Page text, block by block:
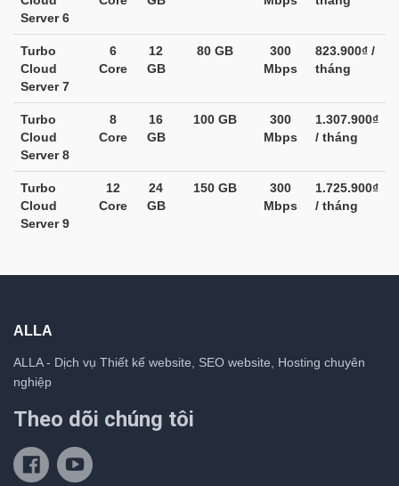
Server 6
Turbo
Cloud
Server 7
6
Core
12
GB
80 GB
300
Mbps
823.900₫ /
tháng
Turbo
Cloud
Server 8
8
Core
16
GB
100 GB
300
Mbps
1.307.900₫
/ tháng
Turbo
Cloud
Server 9
12
Core
24
GB
150 GB
300
Mbps
1.725.900₫
/ tháng
ALLA
ALLA - Dịch vụ Thiết kế website, SEO website, Hosting chuyên
nghiệp
Theo dõi chúng tôi